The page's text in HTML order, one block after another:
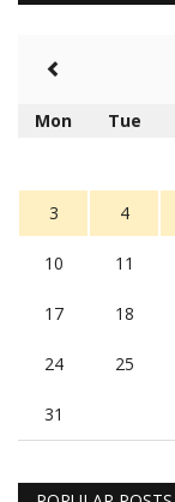
Mon Tue
3 4
10 11
17 18
24 25
31